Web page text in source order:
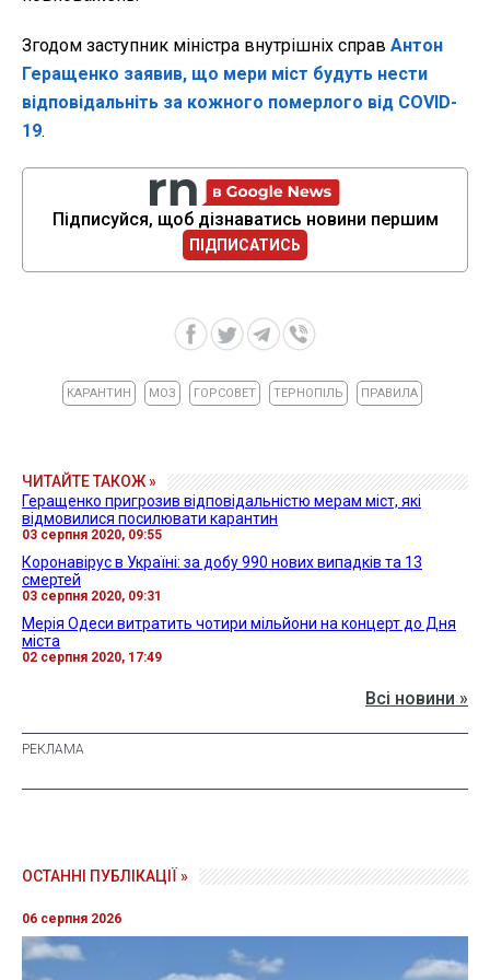
Згодом заступник міністра внутрішніх справ Антон
Геращенко заявив, що мери міст будуть нести
відповідальніть за кожного померлого від COVID-
19.
Підписуйся, щоб дізнаватись новини першим
ПІДПИСАТИСЬ
КАРАНТИН МОЗ ГОРСОВЕТ ТЕРНОПІЛЬ ПРАВИЛА
ЧИТАЙТЕ ТАКОЖ »
Геращенко пригрозив відповідальністю мерам міст, які
відмовилися посилювати карантин
03 серпня 2020, 09:55
Коронавірус в Україні: за добу 990 нових випадків та 13
смертей
03 серпня 2020, 09:31
Мерія Одеси витратить чотири мільйони на концерт до Дня
міста
02 серпня 2020, 17:49
Всі новини »
ОСТАННІ ПУБЛІКАЦІЇ »
06 серпня 2026